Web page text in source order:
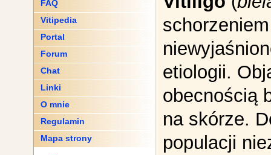
FAQ
Vitipedia
Portal
Forum
Chat
Linki
O mnie
Regulamin
Mapa strony
etiologii.
obecnością
na skórze.
populacji